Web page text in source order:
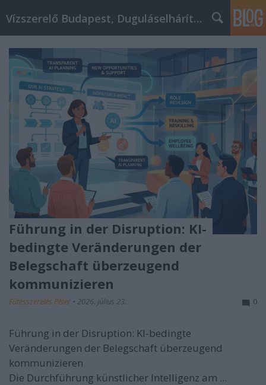
Vízszerelő Budapest, Duguláselhárítás, Gázszerelő
Führung in der Disruption: KI-
bedingte Veränderungen der
Belegschaft überzeugend
kommunizieren
Fűtésszerelés Péter • 2026. július 23. 0
Führung in der Disruption: KI-bedingte
Veränderungen der Belegschaft überzeugend
kommunizieren
Die Durchführung künstlicher Intelligenz am ...